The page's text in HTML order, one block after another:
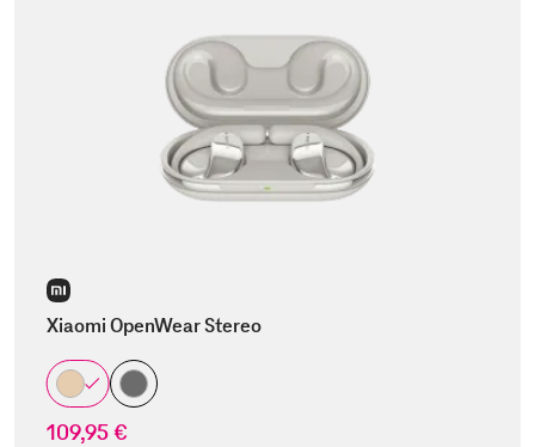
Xiaomi OpenWear Stereo
109,95 €